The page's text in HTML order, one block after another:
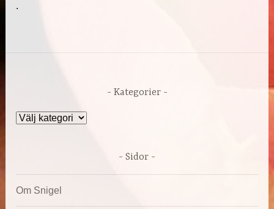
.
Kategorier
Kategorier
Sidor
Om Snigel